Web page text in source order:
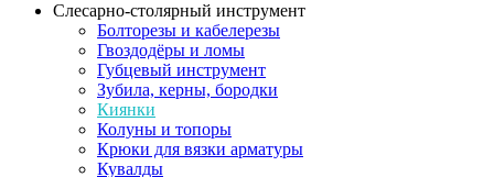
Слесарно-столярный инструмент
Болторезы и кабелерезы
Гвоздодёры и ломы
Губцевый инструмент
Зубила, керны, бородки
Киянки
Колуны и топоры
Крюки для вязки арматуры
Кувалды